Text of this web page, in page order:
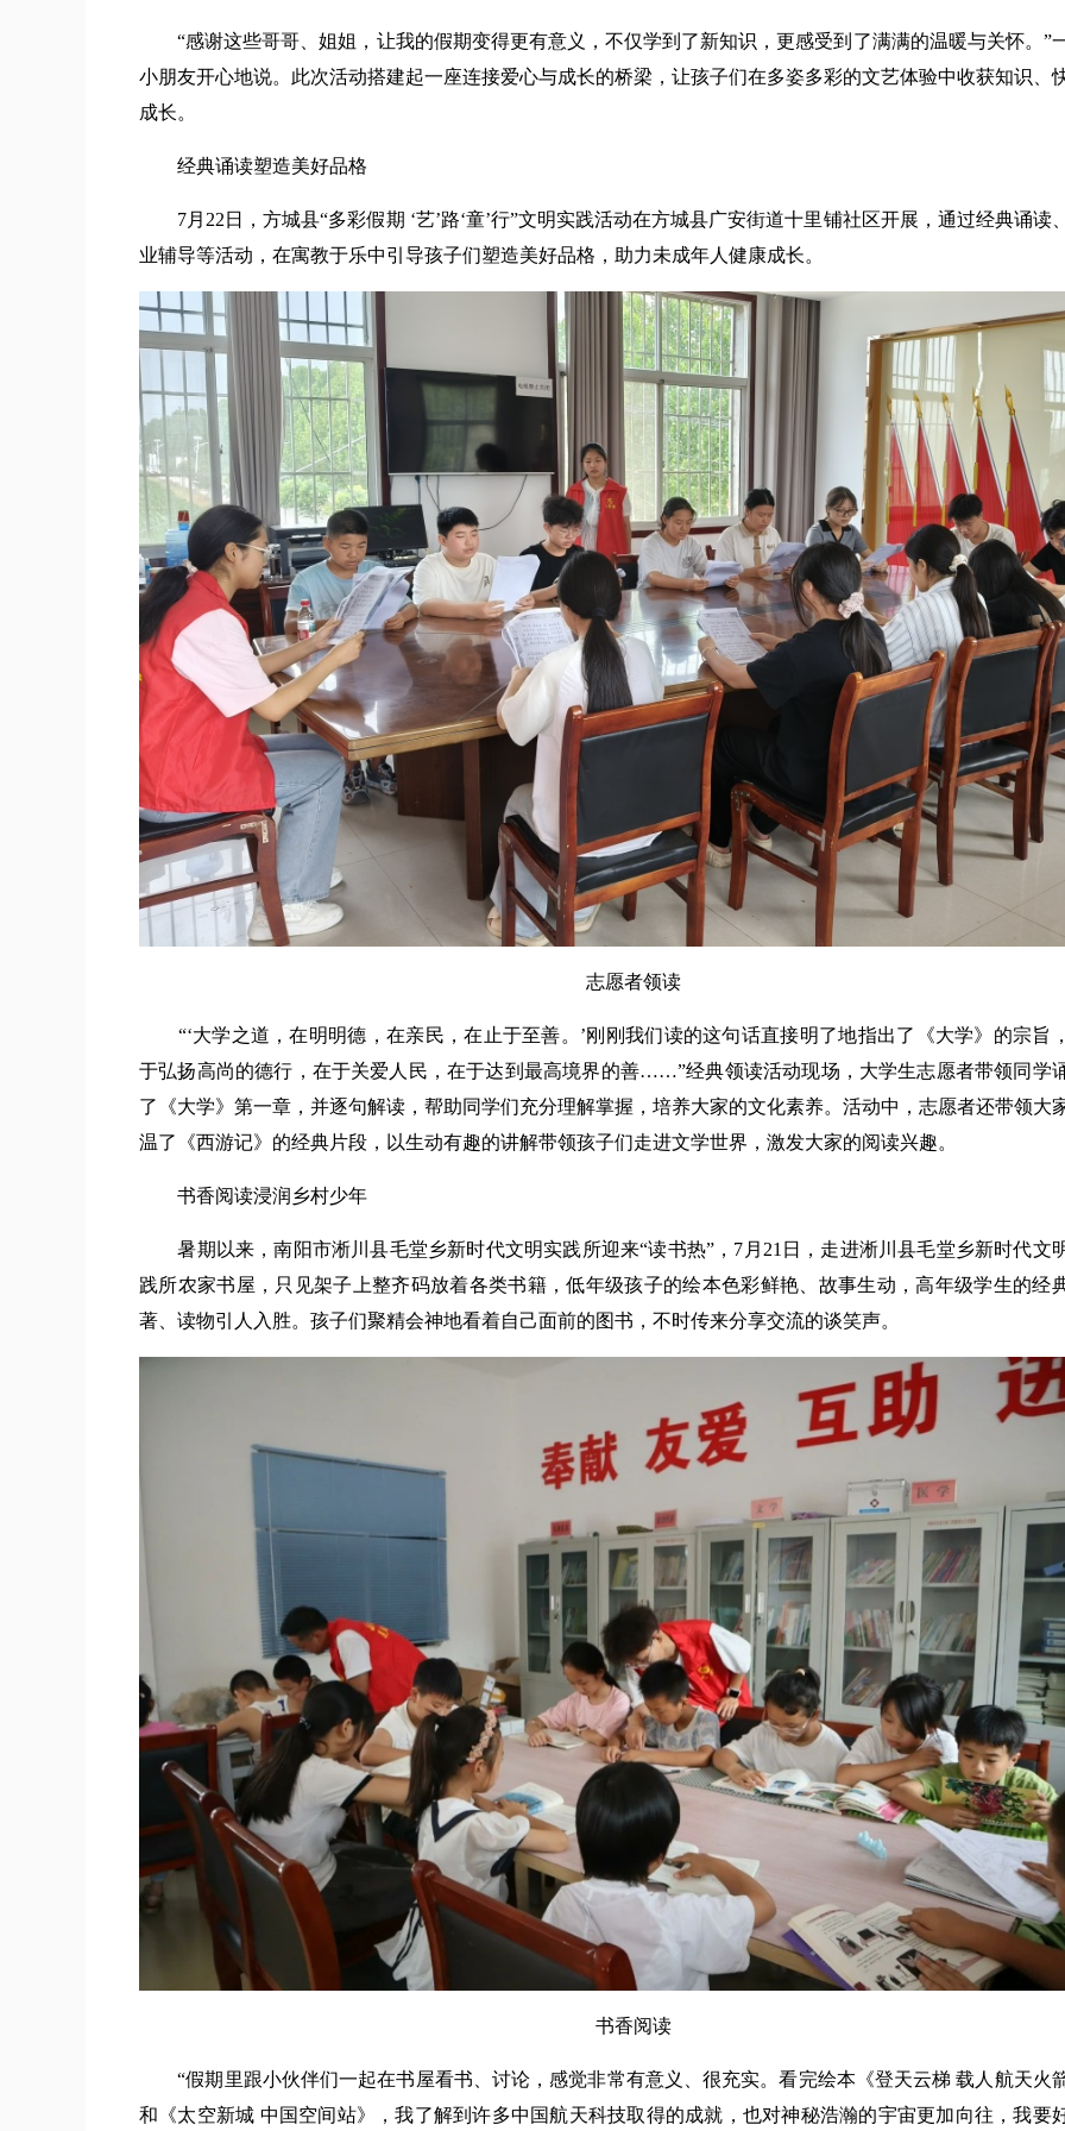
“感谢这些哥哥、姐姐，让我的假期变得更有意义，不仅学到了新知识，更感受到了满满的温暖与关怀。”
小朋友开心地说。此次活动搭建起一座连接爱心与成长的桥梁，让孩子们在多姿多彩的文艺体验中收获知识、
成长。
经典诵读塑造美好品格
7月22日，方城县“多彩假期 ‘艺’路‘童’行”文明实践活动在方城县广安街道十里铺社区开展，通过经典诵读
业辅导等活动，在寓教于乐中引导孩子们塑造美好品格，助力未成年人健康成长。
志愿者领读
“‘大学之道，在明明德，在亲民，在止于至善。’刚刚我们读的这句话直接明了地指出了《大学》的宗旨
于弘扬高尚的德行，在于关爱人民，在于达到最高境界的善……”经典领读活动现场，大学生志愿者带领同学
了《大学》第一章，并逐句解读，帮助同学们充分理解掌握，培养大家的文化素养。活动中，志愿者还带领大
温了《西游记》的经典片段，以生动有趣的讲解带领孩子们走进文学世界，激发大家的阅读兴趣。
书香阅读浸润乡村少年
暑期以来，南阳市淅川县毛堂乡新时代文明实践所迎来“读书热”，7月21日，走进淅川县毛堂乡新时代文
践所农家书屋，只见架子上整齐码放着各类书籍，低年级孩子的绘本色彩鲜艳、故事生动，高年级学生的经
著、读物引人入胜。孩子们聚精会神地看着自己面前的图书，不时传来分享交流的谈笑声。
书香阅读
“假期里跟小伙伴们一起在书屋看书、讨论，感觉非常有意义、很充实。看完绘本《登天云梯 载人航天火
和《太空新城 中国空间站》，我了解到许多中国航天科技取得的成就，也对神秘浩瀚的宇宙更加向往，我要